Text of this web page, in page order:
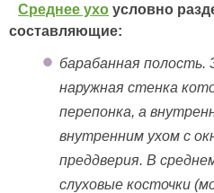
Среднее ухо условно
составляющие:
барабанная полость.
наружная стенка
перепонка, а
внутренним ухом с
преддверия. В
слуховые косточки